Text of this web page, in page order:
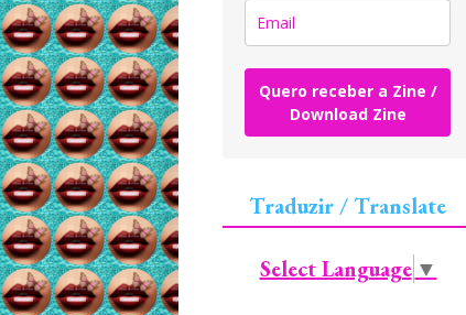
Quero receber a Zine /
Download Zine
Traduzir / Translate
Select Language ▼